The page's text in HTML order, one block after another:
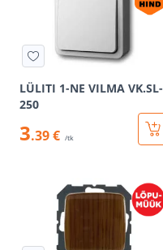
LÜLITI 1-NE VILMA VK.SL-
250
3.39 € /tk